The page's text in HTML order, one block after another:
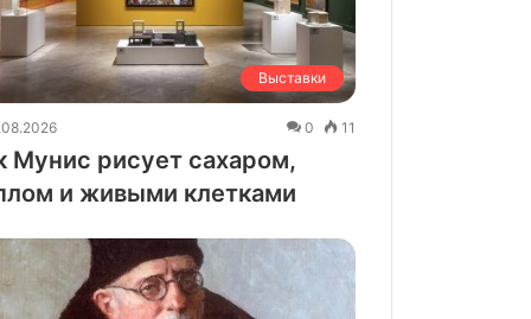
Забытые китайские
концептуалисты
возвращаются к зрителям
Ненаивное наивное
Выставки
0 11
Мунис рисует сахаром,
и живыми клетками